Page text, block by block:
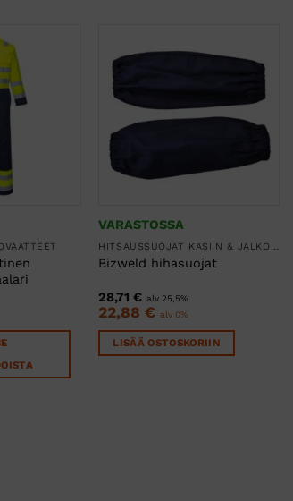
VARASTOSSA
HITSAUSSUOJAT KÄSIIN & JALKOIHIN
Bizweld hihasuojat
28,71€ alv 25,5%
22,88€ alv 0%
LISÄÄ OSTOSKORIIN